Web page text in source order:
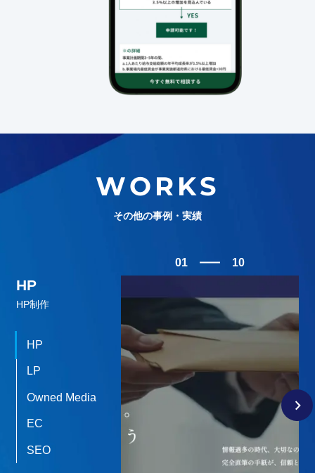
WORKS
その他の事例・実績
HP
HP制作
HP
LP
Owned Media
EC
SEO
01 10